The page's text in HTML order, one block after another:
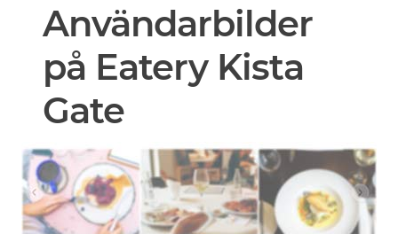
Användarbilder
på Eatery Kista
Gate